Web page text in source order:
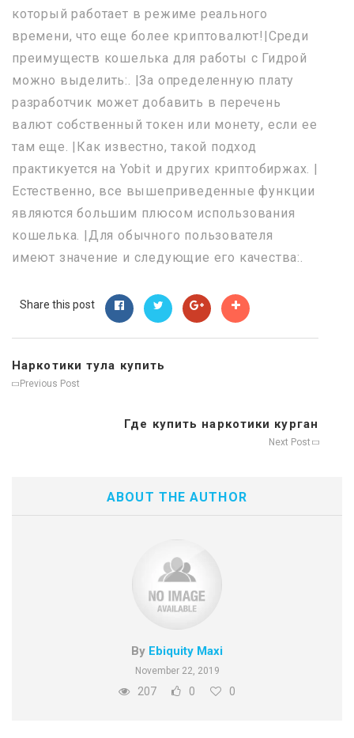
который работает в режиме реального
времени, что еще более криптовалют!|Среди
преимуществ кошелька для работы с Гидрой
можно выделить:. |За определенную плату
разработчик может добавить в перечень
валют собственный токен или монету, если ее
там еще. |Как известно, такой подход
практикуется на Yobit и других криптобиржах. |
Естественно, все вышеприведенные функции
являются большим плюсом использования
кошелька. |Для обычного пользователя
имеют значение и следующие его качества:.
Share this post
Наркотики тула купить
Previous Post
Где купить наркотики курган
Next Post
ABOUT THE AUTHOR
By Ebiquity Maxi
November 22, 2019
207 0 0